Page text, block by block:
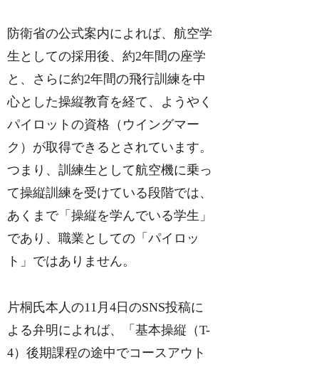
防衛省の公式案内によれば、航空学
生としての採用後、約2年間の座学
と、さらに約2年間の飛行訓練を中
心とした操縦教育を経て、ようやく
パイロットの資格（ウイングマー
ク）が取得できるとされています。
つまり、訓練生として航空機に乗っ
て操縦訓練を受けている段階では、
あくまで「操縦を学んでいる学生」
であり、職業としての「パイロッ
ト」ではありません。
片桐氏本人の11月4日のSNS投稿に
よる弁明によれば、「基本操縦（T-
4）後期課程の途中でコースアウト